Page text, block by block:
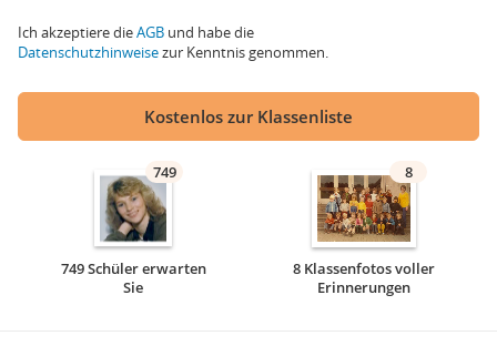
Ich akzeptiere dieAGB und habe die
Datenschutzhinweisezur Kenntnis genommen.
Kostenlos zur Klassenliste
749
749 Schüler erwarten
Sie
8
8 Klassenfotos voller
Erinnerungen